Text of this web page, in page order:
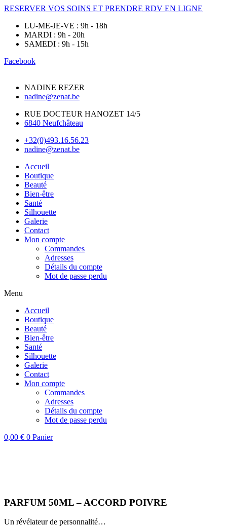
RESERVER VOS SOINS ET PRENDRE RDV EN LIGNE
LU-ME-JE-VE : 9h - 18h
MARDI : 9h - 20h
SAMEDI : 9h - 15h
Facebook
NADINE REZER
nadine@zenat.be
RUE DOCTEUR HANOZET 14/5
6840 Neufchâteau
+32(0)493.16.56.23
nadine@zenat.be
Accueil
Boutique
Beauté
Bien-être
Santé
Silhouette
Galerie
Contact
Mon compte
Commandes
Adresses
Détails du compte
Mot de passe perdu
Menu
Accueil
Boutique
Beauté
Bien-être
Santé
Silhouette
Galerie
Contact
Mon compte
Commandes
Adresses
Détails du compte
Mot de passe perdu
0,00 € 0 Panier
PARFUM 50ML – ACCORD POIVRE
Un révélateur de personnalité…